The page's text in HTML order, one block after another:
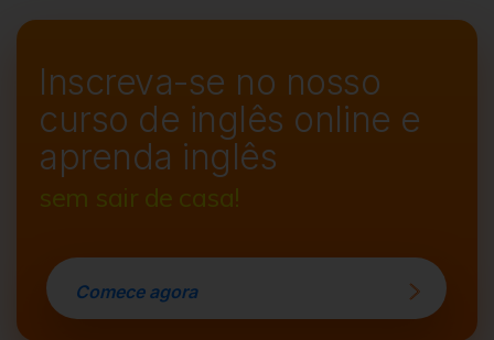
Inscreva-se no nosso
curso de inglês online e
aprenda inglês
sem sair de casa!
Comece agora